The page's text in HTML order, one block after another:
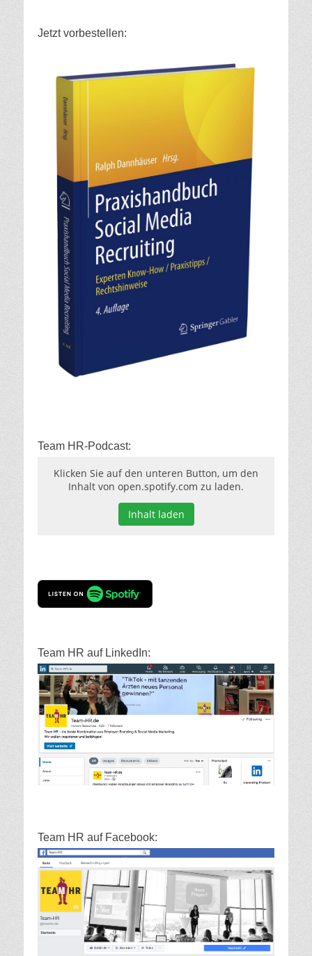
Jetzt vorbestellen:
Team HR-Podcast:
Klicken Sie auf den unteren Button, um den
Inhalt von open.spotify.com zu laden.
Inhalt laden
Team HR auf LinkedIn:
Team HR auf Facebook: